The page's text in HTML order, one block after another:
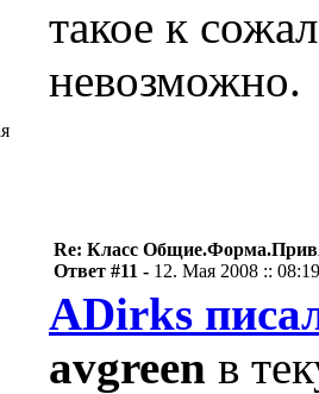
такое к
невозможно.
Re: Класс
Ответ #11 - 12. Мая 2008 :: 08:19
ADirks
avgreen в